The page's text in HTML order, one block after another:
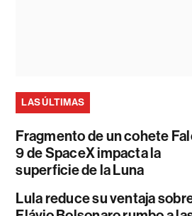
LAS ÚLTIMAS
Fragmento de un cohete
9 de SpaceX impacta la
superficie de la Luna
Lula reduce su ventaja